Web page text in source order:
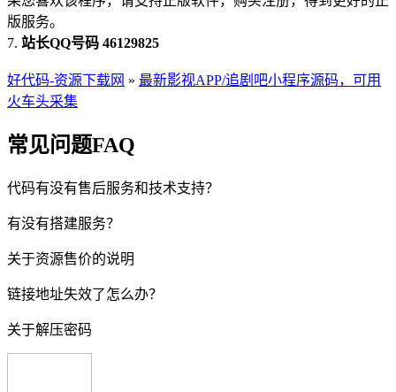
版服务。
7. 站长QQ号码 46129825
好代码-资源下载网 » 最新影视APP/追剧吧小程序源码，可用
火车头采集
常见问题FAQ
代码有没有售后服务和技术支持？
有没有搭建服务？
关于资源售价的说明
链接地址失效了怎么办？
关于解压密码